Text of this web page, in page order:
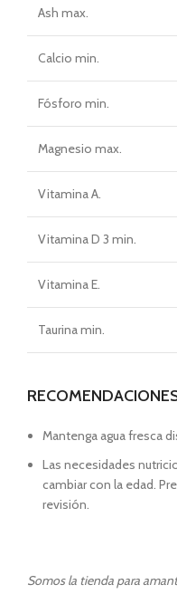
Ash max.
Calcio min.
Fósforo min.
Magnesio max.
Vitamina A.
Vitamina D 3 min.
Vitamina E.
Taurina min.
Mantenga agua fresca
Las necesidades
cambiar con la edad.
revisión.
Somos la tienda para